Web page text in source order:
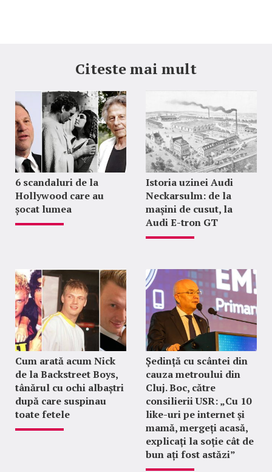
Citeste mai mult
6 scandaluri de la
Hollywood care au
șocat lumea
Istoria uzinei Audi
Neckarsulm: de la
mașini de cusut, la
Audi E-tron GT
Cum arată acum Nick
de la Backstreet Boys,
tânărul cu ochi albaștri
după care suspinau
toate fetele
Ședință cu scântei din
cauza metroului din
Cluj. Boc, către
consilierii USR: „Cu 10
like-uri pe internet și
mamă, mergeți acasă,
explicați la soție cât de
bun ați fost astăzi”